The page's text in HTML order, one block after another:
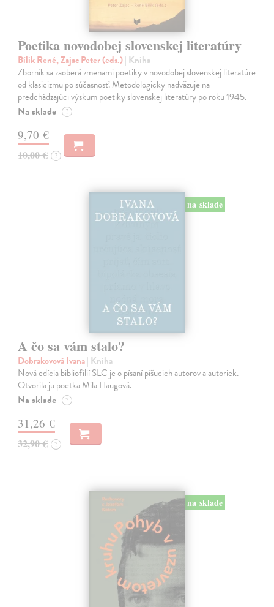
Poetika novodobej slovenskej literatúry
Bílik René, Zajac Peter (eds.)| Kniha
Zborník sa zaoberá zmenami poetiky v novodobej slovenskej literatúre
od klasicizmu po súčasnosť. Metodologicky nadväzuje na
predchádzajúci výskum poetiky slovenskej literatúry po roku 1945.
Na sklade ?
9,70 €
10,00 € ?
na sklade
A čo sa vám stalo?
Dobrakovová Ivana| Kniha
Nová edícia bibliofílií SLC je o písaní píšucich autorov a autoriek.
Otvorila ju poetka Mila Haugová.
Na sklade ?
31,26 €
32,90 € ?
na sklade